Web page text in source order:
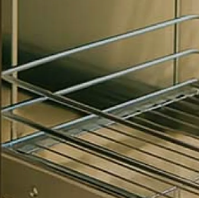
Steelcase